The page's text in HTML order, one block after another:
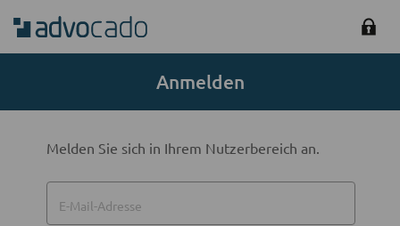
Anmelden
Melden Sie sich in Ihrem Nutzerbereich an.
E-Mail-Adresse